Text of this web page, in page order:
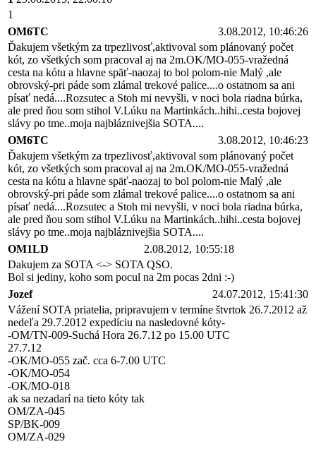
1
OM6TC
3.08.2012, 10:46:26
Ďakujem všetkým za trpezlivosť,aktivoval som plánovaný počet
kót, zo všetkých som pracoval aj na 2m.OK/MO-055-vražedná
cesta na kótu a hlavne späť-naozaj to bol polom-nie Malý ,ale
obrovský-pri páde som zlámal trekové palice....o ostatnom sa ani
písať nedá....Rozsutec a Stoh mi nevyšli, v noci bola riadna búrka,
ale pred ňou som stihol V.Lúku na Martinkách..hihi..cesta bojovej
slávy po tme..moja najbláznivejšia SOTA....
OM6TC
3.08.2012, 10:46:23
Ďakujem všetkým za trpezlivosť,aktivoval som plánovaný počet
kót, zo všetkých som pracoval aj na 2m.OK/MO-055-vražedná
cesta na kótu a hlavne späť-naozaj to bol polom-nie Malý ,ale
obrovský-pri páde som zlámal trekové palice....o ostatnom sa ani
písať nedá....Rozsutec a Stoh mi nevyšli, v noci bola riadna búrka,
ale pred ňou som stihol V.Lúku na Martinkách..hihi..cesta bojovej
slávy po tme..moja najbláznivejšia SOTA....
OM1LD
2.08.2012, 10:55:18
Dakujem za SOTA <-> SOTA QSO.
Bol si jediny, koho som pocul na 2m pocas 2dni :-)
Jozef
24.07.2012, 15:41:30
Vážení SOTA priatelia, pripravujem v termíne štvrtok 26.7.2012 až
nedeľa 29.7.2012 expedíciu na nasledovné kóty-
-OM/TN-009-Suchá Hora 26.7.12 po 15.00 UTC
27.7.12
-OK/MO-055 zač. cca 6-7.00 UTC
-OK/MO-054
-OK/MO-018
ak sa nezadarí na tieto kóty tak
OM/ZA-045
SP/BK-009
OM/ZA-029